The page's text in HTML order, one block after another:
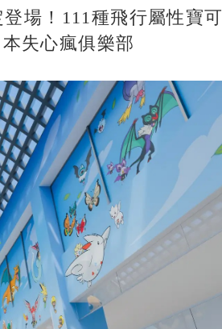
場！111種飛行屬性寶可
失心瘋俱樂部